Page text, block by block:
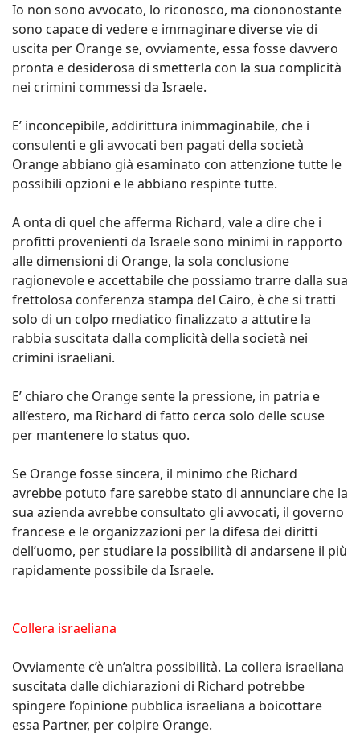
Io non sono avvocato, lo riconosco, ma ciononostante
sono capace di vedere e immaginare diverse vie di
uscita per Orange se, ovviamente, essa fosse davvero
pronta e desiderosa di smetterla con la sua complicità
nei crimini commessi da Israele.
E’ inconcepibile, addirittura inimmaginabile, che i
consulenti e gli avvocati ben pagati della società
Orange abbiano già esaminato con attenzione tutte le
possibili opzioni e le abbiano respinte tutte.
A onta di quel che afferma Richard, vale a dire che i
profitti provenienti da Israele sono minimi in rapporto
alle dimensioni di Orange, la sola conclusione
ragionevole e accettabile che possiamo trarre dalla sua
frettolosa conferenza stampa del Cairo, è che si tratti
solo di un colpo mediatico finalizzato a attutire la
rabbia suscitata dalla complicità della società nei
crimini israeliani.
E’ chiaro che Orange sente la pressione, in patria e
all’estero, ma Richard di fatto cerca solo delle scuse
per mantenere lo status quo.
Se Orange fosse sincera, il minimo che Richard
avrebbe potuto fare sarebbe stato di annunciare che la
sua azienda avrebbe consultato gli avvocati, il governo
francese e le organizzazioni per la difesa dei diritti
dell’uomo, per studiare la possibilità di andarsene il più
rapidamente possibile da Israele.
Collera israeliana
Ovviamente c’è un’altra possibilità. La collera israeliana
suscitata dalle dichiarazioni di Richard potrebbe
spingere l’opinione pubblica israeliana a boicottare
essa Partner, per colpire Orange.